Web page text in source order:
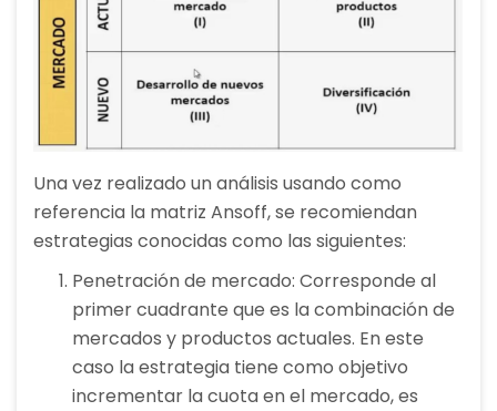
Una vez realizado un análisis usando como
referencia la matriz Ansoff, se recomiendan
estrategias conocidas como las siguientes:
Penetración de mercado: Corresponde al
primer cuadrante que es la combinación de
mercados y productos actuales. En este
caso la estrategia tiene como objetivo
incrementar la cuota en el mercado, es